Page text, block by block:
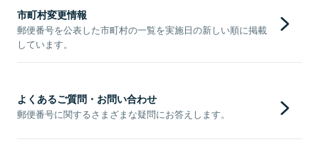
市町村変更情報
郵便番号を公表した市町村の一覧を実施日の新しい順に掲載
しています。
よくあるご質問・お問い合わせ
郵便番号に関するさまざまな疑問にお答えします。